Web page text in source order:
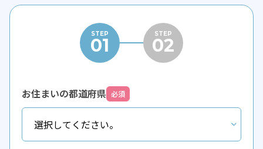
STEP
01
STEP
02
お住まいの都道府県 必須